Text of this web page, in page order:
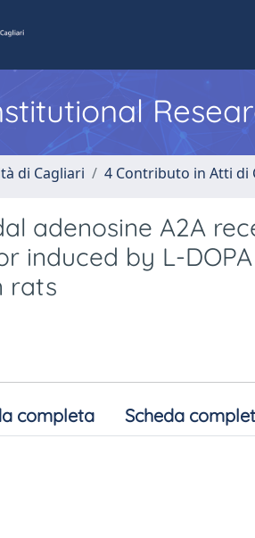
di Cagliari 4 Contributo in Atti di
adenosine A2A
induced by L-
rats
completa Scheda